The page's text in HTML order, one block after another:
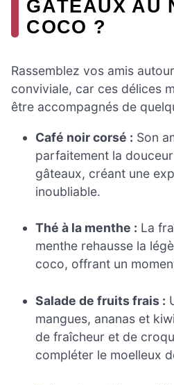
GÂTEAUX AU
COCO ?
Rassemblez vos amis
conviviale, car ces délices
être accompagnés de
Café noir corsé : Son
parfaitement la
gâteaux, créant une
inoubliable.
Thé à la menthe : La
menthe rehausse la
coco, offrant un
Salade de fruits frais :
mangues, ananas et
de fraîcheur et de
compléter le moelleux